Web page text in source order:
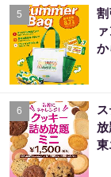
5
割
か
6
放
東